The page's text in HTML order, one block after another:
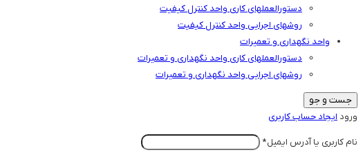
دستورالعملهای کاری واحد کنترل کیفیت
روشهای اجرایی واحد کنترل کیفیت
واحد نگهداری و تعمیرات
دستورالعملهای کاری واحد نگهداری و تعمیرات
روشهای اجرایی واحد نگهداری و تعمیرات
جست و جو
ورود ایجاد حساب کاربری
نام کاربری یا آدرس ایمیل*الزامی